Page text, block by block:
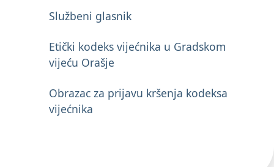
Službeni glasnik
Etički kodeks vijećnika u Gradskom
vijeću Orašje
Obrazac za prijavu kršenja kodeksa
vijećnika